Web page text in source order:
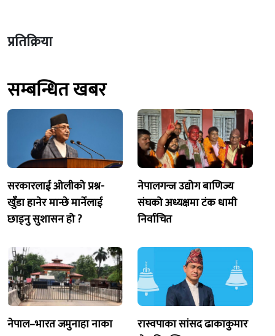
प्रतिक्रिया
सम्बन्धित खबर
सरकारलाई ओलीको प्रश्न-
खुँडा हानेर मान्छे मार्नेलाई
छाड्नु सुशासन हो ?
नेपालगन्ज उद्योग बाणिज्य
संघको अध्यक्षमा टंक धामी
निर्वाचित
नेपाल–भारत जमुनाहा नाका
रास्वपाका सांसद ढाकाकुमार